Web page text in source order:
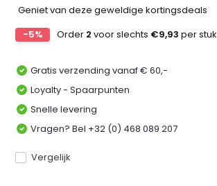
Geniet van deze geweldige kortingsdeals
-5%
Order 2 voor slechts €9,93 per stuk
Gratis verzending vanaf € 60,-
Loyalty - Spaarpunten
Snelle levering
Vragen? Bel +32 (0) 468 089 207
Vergelijk